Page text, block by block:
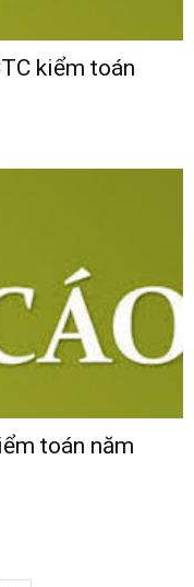
kiểm toán
toán năm